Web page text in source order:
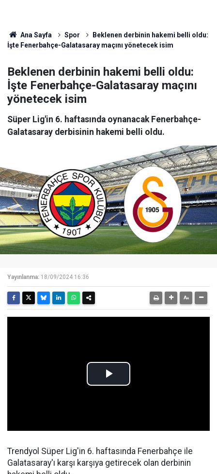
Ana Sayfa Spor
Beklenen derbinin hakemi belli oldu:
İşte Fenerbahçe-Galatasaray maçını yönetecek isim
Beklenen derbinin hakemi belli oldu:
İşte Fenerbahçe-Galatasaray maçını
yönetecek isim
Süper Lig'in 6. haftasında oynanacak Fenerbahçe-
Galatasaray derbisinin hakemi belli oldu.
Yayınlanma: 18/09/2024 16:36
Trendyol Süper Lig'in 6. haftasında Fenerbahçe ile
Galatasaray'ı karşı karşıya getirecek olan derbinin